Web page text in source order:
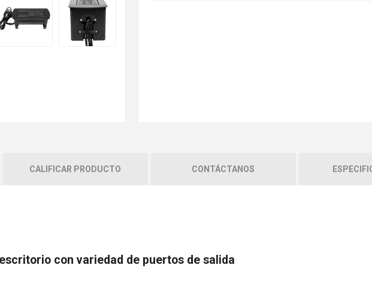
CALIFICAR PRODUCTO CONTÁCTANOS
con variedad de puertos de salida